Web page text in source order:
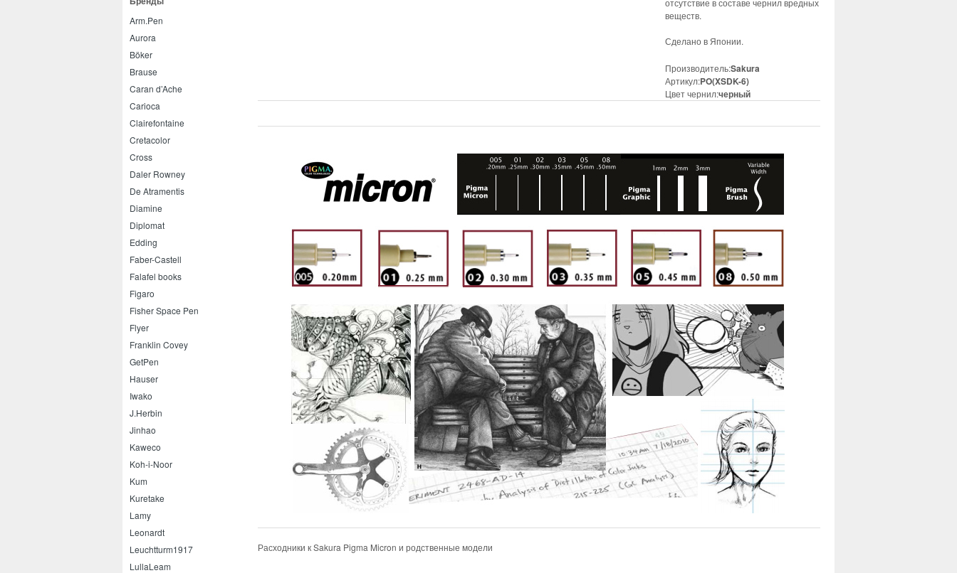
Arm.Pen
Aurora
Böker
Brause
Caran d’Ache
Carioca
Clairefontaine
Cretacolor
Cross
Daler Rowney
De Atramentis
Diamine
Diplomat
Edding
Faber-Castell
Falafel books
Figaro
Fisher Space Pen
Flyer
Franklin Covey
GetPen
Hauser
Iwako
J.Herbin
Jinhao
Kaweco
Koh-i-Noor
Kum
Kuretake
Lamy
Leonardt
Leuchtturm1917
LullaLeam
отсутствие в составе чернил вредных
веществ.
Сделано в Японии.
Производитель:Sakura
Артикул:PO(XSDK-6)
Цвет чернил:черный
Расходники к Sakura Pigma Micron и родственные модели